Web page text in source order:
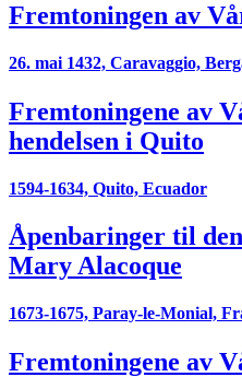
Fremtoningen av
26. mai 1432, Caravaggio,
Fremtoningene av
hendelsen i Quito
1594-1634, Quito, Ecuador
Åpenbaringer til
Mary Alacoque
1673-1675, Paray-le-Monial,
Fremtoningene av